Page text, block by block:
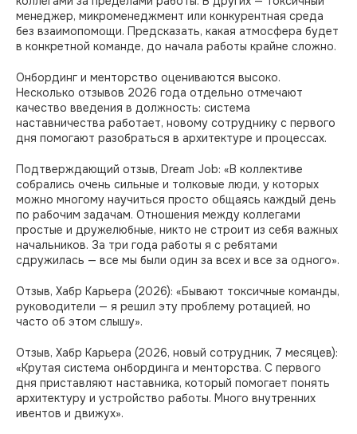
менеджер, микроменеджмент или конкурентная среда
без взаимопомощи. Предсказать, какая атмосфера будет
в конкретной команде, до начала работы крайне сложно.
Онбординг и менторство оцениваются высоко.
Несколько отзывов 2026 года отдельно отмечают
качество введения в должность: система
наставничества работает, новому сотруднику с первого
дня помогают разобраться в архитектуре и процессах.
Подтверждающий отзыв, Dream Job: «В коллективе
собрались очень сильные и толковые люди, у которых
можно многому научиться просто общаясь каждый день
по рабочим задачам. Отношения между коллегами
простые и дружелюбные, никто не строит из себя важных
начальников. За три года работы я с ребятами
сдружилась — все мы были один за всех и все за одного».
Отзыв, Хабр Карьера (2026): «Бывают токсичные команды,
руководители — я решил эту проблему ротацией, но
часто об этом слышу».
Отзыв, Хабр Карьера (2026, новый сотрудник, 7 месяцев):
«Крутая система онбординга и менторства. С первого
дня приставляют наставника, который помогает понять
архитектуру и устройство работы. Много внутренних
ивентов и движух».